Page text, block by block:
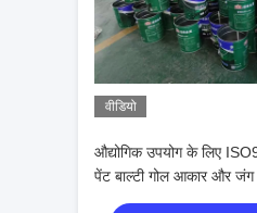
वीडियो
औद्योगिक उपयोग के लिए
पेंट बाल्टी गोल आकार और जंग